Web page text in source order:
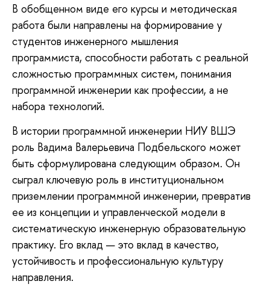
В обобщенном виде его курсы и методическая
работа были направлены на формирование у
студентов инженерного мышления
программиста, способности работать с реальной
сложностью программных систем, понимания
программной инженерии как профессии, а не
набора технологий.
В истории программной инженерии НИУ ВШЭ
роль Вадима Валерьевича Подбельского может
быть сформулирована следующим образом. Он
сыграл ключевую роль в институциональном
приземлении программной инженерии, превратив
ее из концепции и управленческой модели в
систематическую инженерную образовательную
практику. Его вклад — это вклад в качество,
устойчивость и профессиональную культуру
направления.